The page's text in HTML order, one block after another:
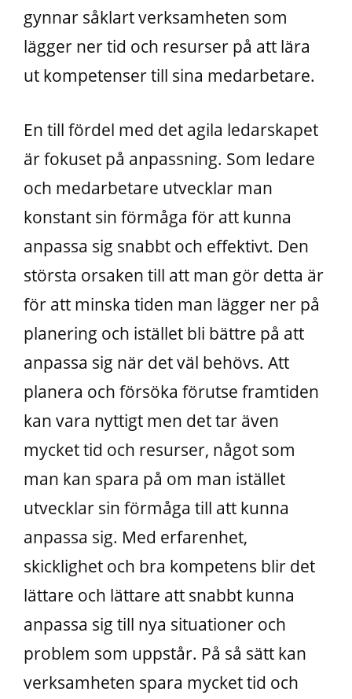
gynnar såklart verksamheten som
lägger ner tid och resurser på att lära
ut kompetenser till sina medarbetare.
En till fördel med det agila ledarskapet
är fokuset på anpassning. Som ledare
och medarbetare utvecklar man
konstant sin förmåga för att kunna
anpassa sig snabbt och effektivt. Den
största orsaken till att man gör detta är
för att minska tiden man lägger ner på
planering och istället bli bättre på att
anpassa sig när det väl behövs. Att
planera och försöka förutse framtiden
kan vara nyttigt men det tar även
mycket tid och resurser, något som
man kan spara på om man istället
utvecklar sin förmåga till att kunna
anpassa sig. Med erfarenhet,
skicklighet och bra kompetens blir det
lättare och lättare att snabbt kunna
anpassa sig till nya situationer och
problem som uppstår. På så sätt kan
verksamheten spara mycket tid och